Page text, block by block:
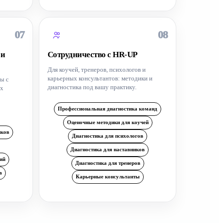
07
с
08
Сотрудничество с HR-UP
Для коучей, тренеров, психологов и
карьерных консультантов: методики и
диагностика под вашу практику.
Профессиональная диагностика команд
Оценочные методики для коучей
Диагностика для психологов
Диагностика для наставников
Диагностика для тренеров
Карьерные консультанты